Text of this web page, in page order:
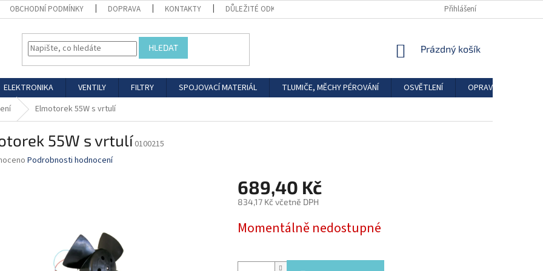
OBCHODNÍ PODMÍNKY DOPRAVA KONTAKTY DŮLEŽITÉ ODKAZY Přihlášení
HLEDAT
NÁKUPNÍ
Prázdný košík
ELEKTRONIKA VENTILY FILTRY SPOJOVACÍ MATERIÁL TLUMIČE, MĚCHY PÉROVÁNÍ OSVĚTLENÍ
OPRAVÁRENSKÉ
Elmotorek 55W s vrtulí
55W s vrtulí0100215
Podrobnosti hodnocení
689,40 Kč
834,17 Kč včetně DPH
cena:
Momentálně nedostupné